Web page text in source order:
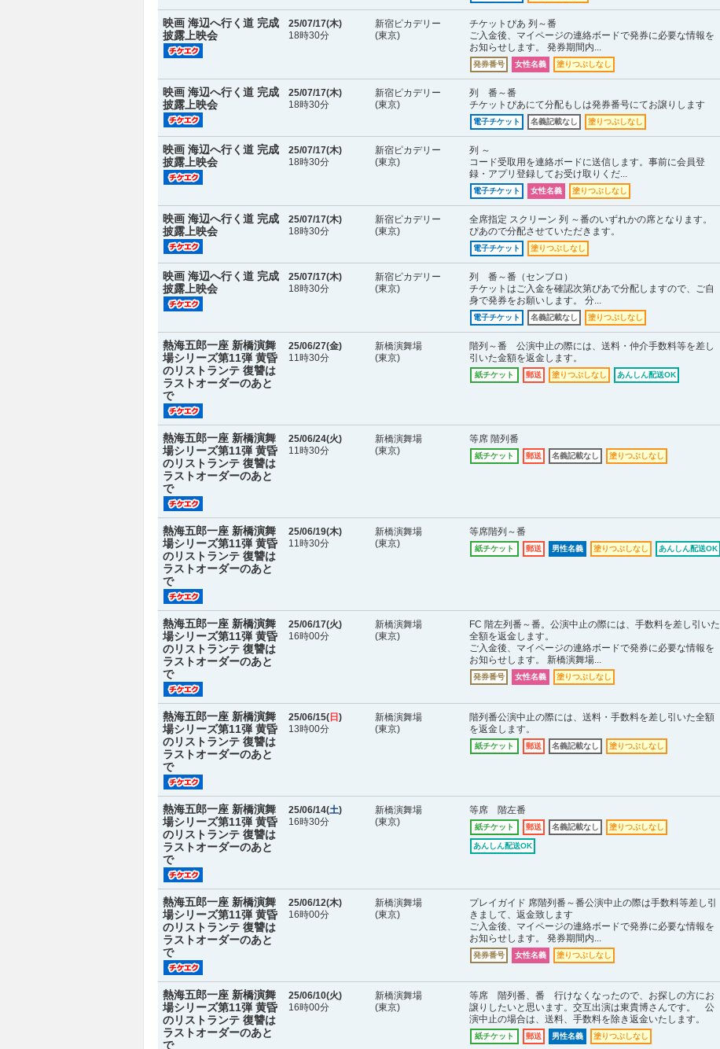
映画 海辺へ行く道 完成
披露上映会
25/07/17(木)
18時30分
新宿ピカデリー
(東京)
チケットぴあ 列～番
ご入金後、マイページの連絡ボードで発券に必要な情報を
お知らせします。 発券期間内...
発券番号 女性名義 塗りつぶしなし
映画 海辺へ行く道 完成
披露上映会
25/07/17(木)
18時30分
新宿ピカデリー
(東京)
列 番～番
チケットぴあにて分配もしは発券番号にてお譲りします
電子チケット 名義記載なし 塗りつぶしなし
映画 海辺へ行く道 完成
披露上映会
25/07/17(木)
18時30分
新宿ピカデリー
(東京)
列 ～
コード受取用を連絡ボードに送信します。事前に会員登
録・アプリ登録してお受け取りくだ...
電子チケット 女性名義 塗りつぶしなし
映画 海辺へ行く道 完成
披露上映会
25/07/17(木)
18時30分
新宿ピカデリー
(東京)
全席指定 スクリーン 列 ～番のいずれかの席となります。
ぴあので分配させていただきます。
電子チケット 塗りつぶしなし
映画 海辺へ行く道 完成
披露上映会
25/07/17(木)
18時30分
新宿ピカデリー
(東京)
列 番～番（センブロ）
チケットはご入金を確認次第ぴあで分配しますので、ご自
身で発券をお願いします。 分...
電子チケット 名義記載なし 塗りつぶしなし
熱海五郎一座 新橋演舞
場シリーズ第11弾 黄昏
のリストランテ 復讐は
ラストオーダーのあと
で
25/06/27(金)
11時30分
新橋演舞場
(東京)
階列～番 公演中止の際には、送料・仲介手数料等を差し
引いた金額を返金します。
紙チケット 郵送 塗りつぶしなし あんしん配送OK
熱海五郎一座 新橋演舞
場シリーズ第11弾 黄昏
のリストランテ 復讐は
ラストオーダーのあと
で
25/06/24(火)
11時30分
新橋演舞場
(東京)
等席 階列番
紙チケット 郵送 名義記載なし 塗りつぶしなし
熱海五郎一座 新橋演舞
場シリーズ第11弾 黄昏
のリストランテ 復讐は
ラストオーダーのあと
で
25/06/19(木)
11時30分
新橋演舞場
(東京)
等席階列～番
紙チケット 郵送 男性名義 塗りつぶしなし あんしん配送OK
熱海五郎一座 新橋演舞
場シリーズ第11弾 黄昏
のリストランテ 復讐は
ラストオーダーのあと
で
25/06/17(火)
16時00分
新橋演舞場
(東京)
FC 階左列番～番。公演中止の際には、手数料を差し引いた
全額を返金します。
ご入金後、マイページの連絡ボードで発券に必要な情報を
お知らせします。 新橋演舞場...
発券番号 女性名義 塗りつぶしなし
熱海五郎一座 新橋演舞
場シリーズ第11弾 黄昏
のリストランテ 復讐は
ラストオーダーのあと
で
25/06/15( 日 )
13時00分
新橋演舞場
(東京)
階列番公演中止の際には、送料・手数料を差し引いた全額
を返金します。
紙チケット 郵送 名義記載なし 塗りつぶしなし
熱海五郎一座 新橋演舞
場シリーズ第11弾 黄昏
のリストランテ 復讐は
ラストオーダーのあと
で
25/06/14(土)
16時30分
新橋演舞場
(東京)
等席 階左番
紙チケット 郵送 名義記載なし 塗りつぶしなし
あんしん配送OK
熱海五郎一座 新橋演舞
場シリーズ第11弾 黄昏
のリストランテ 復讐は
ラストオーダーのあと
で
25/06/12(木)
16時00分
新橋演舞場
(東京)
プレイガイド 席階列番～番公演中止の際は手数料等差し引
きまして、返金致します
ご入金後、マイページの連絡ボードで発券に必要な情報を
お知らせします。 発券期間内...
発券番号 女性名義 塗りつぶしなし
熱海五郎一座 新橋演舞
場シリーズ第11弾 黄昏
のリストランテ 復讐は
ラストオーダーのあと
で
25/06/10(火)
16時00分
新橋演舞場
(東京)
等席 階列番、番 行けなくなったので、お探しの方にお
譲りしたいと思います。交互出演は東貴博さんです。 公
演中止の場合は、送料、手数料を除き返金いたします。
紙チケット 郵送 男性名義 塗りつぶしなし